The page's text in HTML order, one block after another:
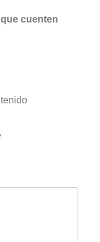
cuenten